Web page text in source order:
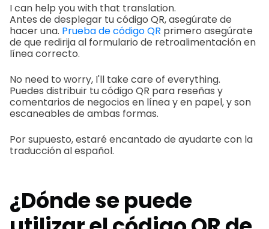
I can help you with that translation.
Antes de desplegar tu código QR, asegúrate de
hacer una. Prueba de código QR primero asegúrate
de que redirija al formulario de retroalimentación en
línea correcto.
No need to worry, I'll take care of everything.
Puedes distribuir tu código QR para reseñas y
comentarios de negocios en línea y en papel, y son
escaneables de ambas formas.
Por supuesto, estaré encantado de ayudarte con la
traducción al español.
¿Dónde se puede